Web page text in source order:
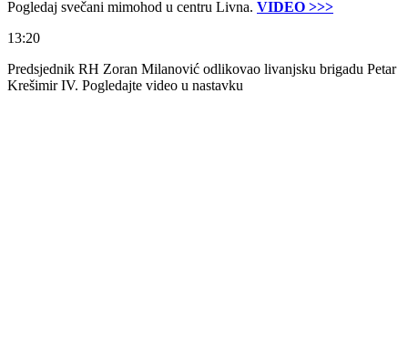
Pogledaj svečani mimohod u centru Livna. VIDEO >>>
13:20
Predsjednik RH Zoran Milanović odlikovao livanjsku brigadu Petar
Krešimir IV. Pogledajte video u nastavku